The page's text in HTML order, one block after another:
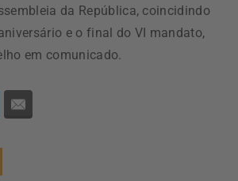
da República, coincidindo
e o final do VI mandato,
em comunicado.